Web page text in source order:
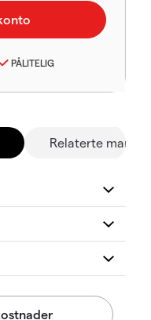
PÅLITELIG
Relaterte